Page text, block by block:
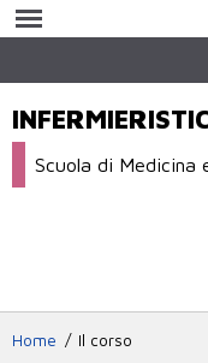
Scuola di Medicina
Home Il corso